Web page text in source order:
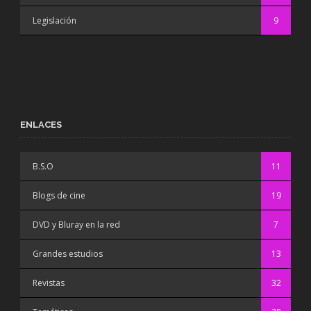
Legislación 9
ENLACES
B.S.O 11
Blogs de cine 19
DVD y Bluray en la red 7
Grandes estudios 13
Revistas 32